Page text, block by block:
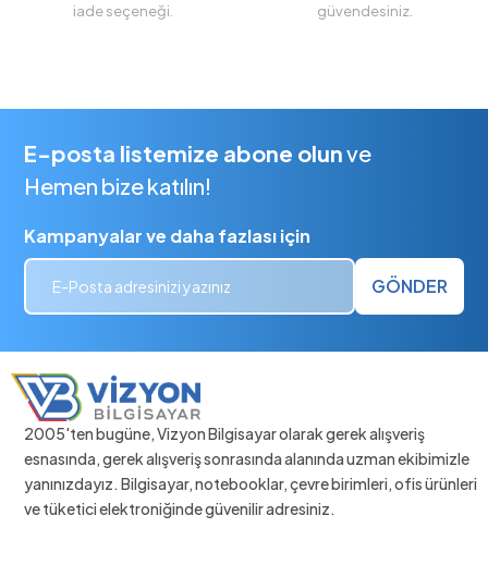
iade seçeneği.
güvendesiniz.
E-posta listemize abone olunve
Hemen bize katılın!
Kampanyalar ve daha fazlası için
GÖNDER
2005'ten bugüne, Vizyon Bilgisayar olarak gerek alışveriş
esnasında, gerek alışveriş sonrasında alanında uzman ekibimizle
yanınızdayız. Bilgisayar, notebooklar, çevre birimleri, ofis ürünleri
ve tüketici elektroniğinde güvenilir adresiniz.